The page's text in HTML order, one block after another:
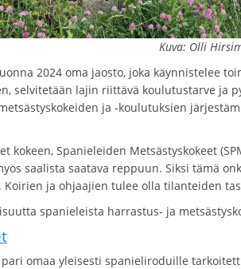
Kuva: Olli
2024 oma jaosto, joka käynnistelee
selvitetään lajin riittävä koulutustarve ja
ja -koulutuksien
kokeen, Spanieleiden Metsästyskokeet
saalista saatava reppuun. Siksi tämä
ja ohjaajien tulee olla tilanteiden
spanieleista harrastus- ja
omaa yleisesti spanieliroduille